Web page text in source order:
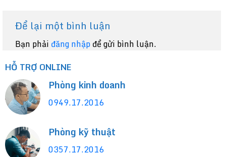
Để lại một bình luận
Bạn phải đăng nhậpđể gửi bình luận.
HỖ TRỢ ONLINE
Phòng kinh doanh
0949.17.2016
Phòng kỹ thuật
0357.17.2016